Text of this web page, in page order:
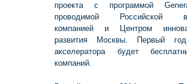
проекта с программой
проводимой Российской
компанией и Центром
развития Москвы. Первый
акселератора будет
компаний.